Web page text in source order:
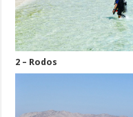
2 – Rodos